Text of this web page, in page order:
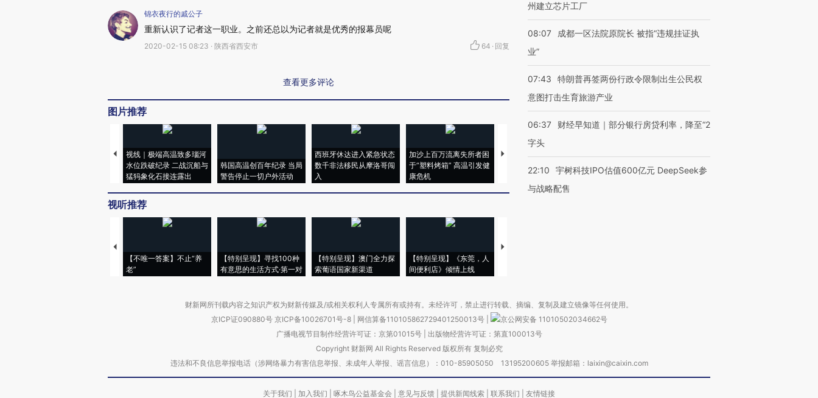
锦衣夜行的戚公子
重新认识了记者这一职业。之前还总以为记者就是优秀的报幕员呢
2020-02-15 08:23 · 陕西省西安市 64 · 回复
查看更多评论
图片推荐
视线｜极端高温致多瑙河
水位跌破纪录 二战沉船与
猛犸象化石接连露出
韩国高温创百年纪录 当局
警告停止一切户外活动
西班牙休达进入紧急状态
数千非法移民从摩洛哥闯
入
加沙上百万流离失所者困
于“塑料烤箱” 高温引发健
康危机
视线｜HYROX的吸金
术：是什么让中产们甘
心“花钱找虐”？
马航飞行员跨国走私7万
粒摇头丸 尿检体内含3种
毒品
视线｜被称为“蟑螂”的印
度Z世代 用街头抗争将教
育部长拱下台
视听推荐
【不唯一答案】不止“养
老”
【特别呈现】寻找100种
有意思的生活方式·第一对
【特别呈现】澳门全力探
索葡语国家新渠道
【特别呈现】《东莞，人
间便利店》倾情上线
【推广】走进第四届链博
州建立芯片工厂
08:07
成都一区法院原院长 被指“违规挂证执
业”
07:43
特朗普再签两份行政令限制出生公民权
意图打击生育旅游产业
06:37
财经早知道｜部分银行房贷利率，降至“2
字头
22:10
宇树科技IPO估值600亿元 DeepSeek参
与战略配售
财新网所刊载内容之知识产权为财新传媒及/或相关权利人专属所有或持有。未经许可，禁止进行转载、摘编、复制及建立镜像等任何使用。
京ICP证090880号 京ICP备10026701号-8 网信算备110105862729401250013号
京公网安备 11010502034662号
广播电视节目制作经营许可证：京第01015号| 出版物经营许可证：第直100013号
Copyright 财新网 All Rights Reserved 版权所有 复制必究
违法和不良信息举报电话（涉网络暴力有害信息举报、未成年人举报、谣言信息）：010-85905050 13195200605 举报邮箱：laixin@caixin.com
关于我们 加入我们 啄木鸟公益基金会 意见与反馈 提供新闻线索 联系我们 友情链接